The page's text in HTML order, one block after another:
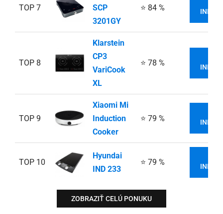
TOP 7
SCP
3201GY
⭐ 84 %
TOP 8
Klarstein
CP3
VariCook
XL
⭐ 78 %
TOP 9
Xiaomi Mi
Induction
Cooker
⭐ 79 %
TOP 10
Hyundai
IND 233
⭐ 79 %
ZOBRAZIŤ CELÚ PONUKU